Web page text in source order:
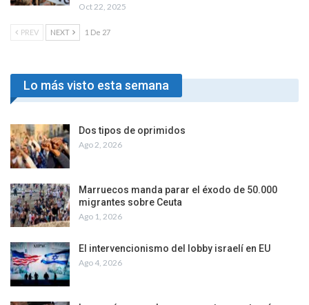
Oct 22, 2025
PREV NEXT 1 De 27
Lo más visto esta semana
Dos tipos de oprimidos
Ago 2, 2026
Marruecos manda parar el éxodo de 50.000
migrantes sobre Ceuta
Ago 1, 2026
El intervencionismo del lobby israelí en EU
Ago 4, 2026